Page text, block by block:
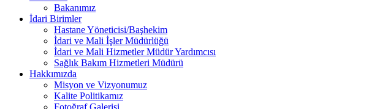
Bakanımız
İdari Birimler
Hastane Yöneticisi/Başhekim
İdari ve Mali İşler Müdürlüğü
İdari ve Mali Hizmetler Müdür Yardımcısı
Sağlık Bakım Hizmetleri Müdürü
Hakkımızda
Misyon ve Vizyonumuz
Kalite Politikamız
Fotoğraf Galerisi